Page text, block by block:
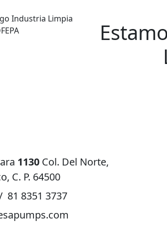
1130 Col. Del Norte,
C. P. 64500
81 8351 3737